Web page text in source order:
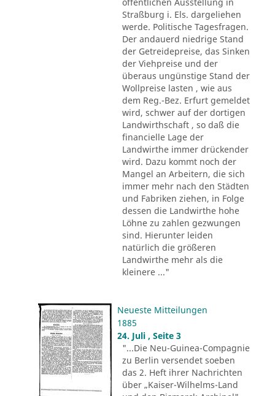
Straßburg i. Els. dargeliehen
werde. Politische Tagesfragen.
Der andauerd niedrige Stand
der Getreidepreise, das Sinken
der Viehpreise und der
überaus ungünstige Stand der
Wollpreise lasten , wie aus
dem Reg.-Bez. Erfurt gemeldet
wird, schwer auf der dortigen
Landwirthschaft , so daß die
financielle Lage der
Landwirthe immer drückender
wird. Dazu kommt noch der
Mangel an Arbeitern, die sich
immer mehr nach den Städten
und Fabriken ziehen, in Folge
dessen die Landwirthe hohe
Löhne zu zahlen gezwungen
sind. Hierunter leiden
natürlich die größeren
Landwirthe mehr als die
kleinere ..."
Neueste Mitteilungen
1885
24. Juli , Seite 3
"...Die Neu-Guinea-Compagnie
zu Berlin versendet soeben
das 2. Heft ihrer Nachrichten
über „Kaiser-Wilhelms-Land